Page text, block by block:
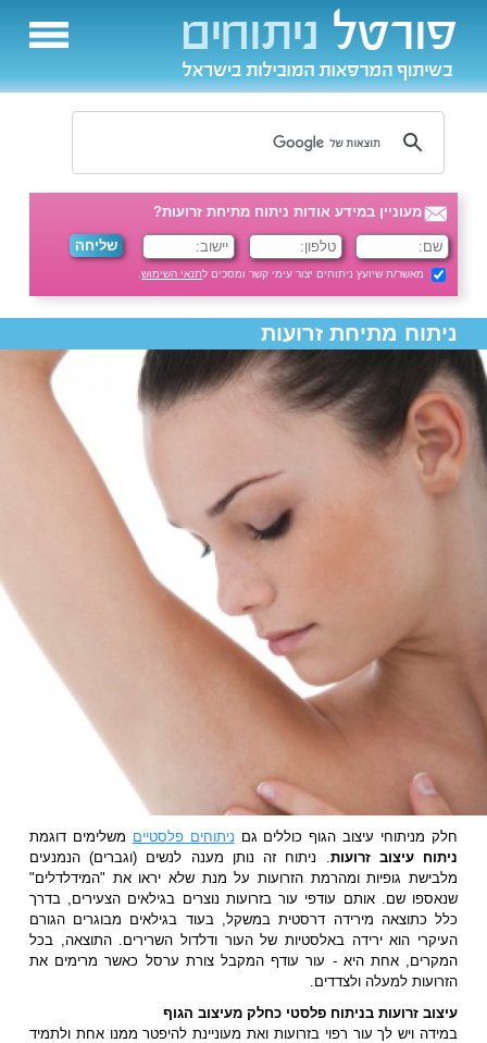
מעוניין במידע אודות ניתוח מתיחת זרועות?
מאשר/ת שיועץ ניתוחים יצור עימי קשר ומסכים לתנאי השימוש.
ניתוח מתיחת זרועות
חלק מניתוחי עיצוב הגוף כוללים גם ניתוחים פלסטיים משלימים דוגמת
ניתוח עיצוב זרועות. ניתוח זה נותן מענה לנשים (וגברים) הנמנעים
מלבישת גופיות ומהרמת הזרועות על מנת שלא יראו את "המידלדלים"
שנאספו שם. אותם עודפי עור בזרועות נוצרים בגילאים הצעירים, בדרך
כלל כתוצאה מירידה דרסטית במשקל, בעוד בגילאים מבוגרים הגורם
העיקרי הוא ירידה באלסטיות של העור ודלדול השרירים. התוצאה, בכל
המקרים, אחת היא - עור עודף המקבל צורת ערסל כאשר מרימים את
הזרועות למעלה ולצדדים.
עיצוב זרועות בניתוח פלסטי כחלק מעיצוב הגוף
במידה ויש לך עור רפוי בזרועות ואת מעוניינת להיפטר ממנו אחת ולתמיד